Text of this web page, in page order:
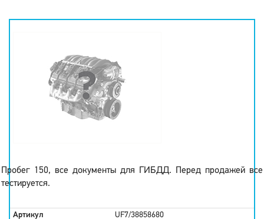
Пробег 150, все документы для ГИБДД. Перед продажей все
тестируется.
Артикул UF7/38858680